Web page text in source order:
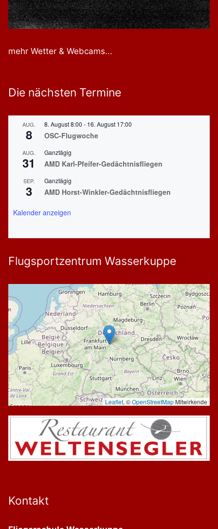
mehr Wetter & Webcams...
Die nächsten Termine
AUG.
8
8. August 8:00 - 16. August 17:00
OSC-Flugwoche
AUG.
31
Ganztägig
AMD Karl-Pfeifer-Gedächtnisfliegen
SEP.
3
Ganztägig
AMD Horst-Winkler-Gedächtnisfliegen
Kalender anzeigen
Flugsportzentrum Wasserkuppe
Leaflet, ©OpenStreetMapMitwirkende
Kontakt